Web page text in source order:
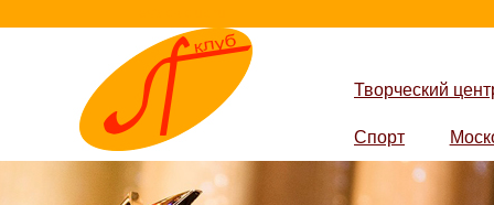
Творческий
Спорт